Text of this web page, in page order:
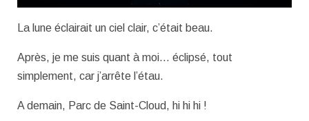
La lune éclairait un ciel clair, c’était beau.
Après, je me suis quant à moi… éclipsé, tout
simplement, car j’arrête l’étau.
A demain, Parc de Saint-Cloud, hi hi hi !